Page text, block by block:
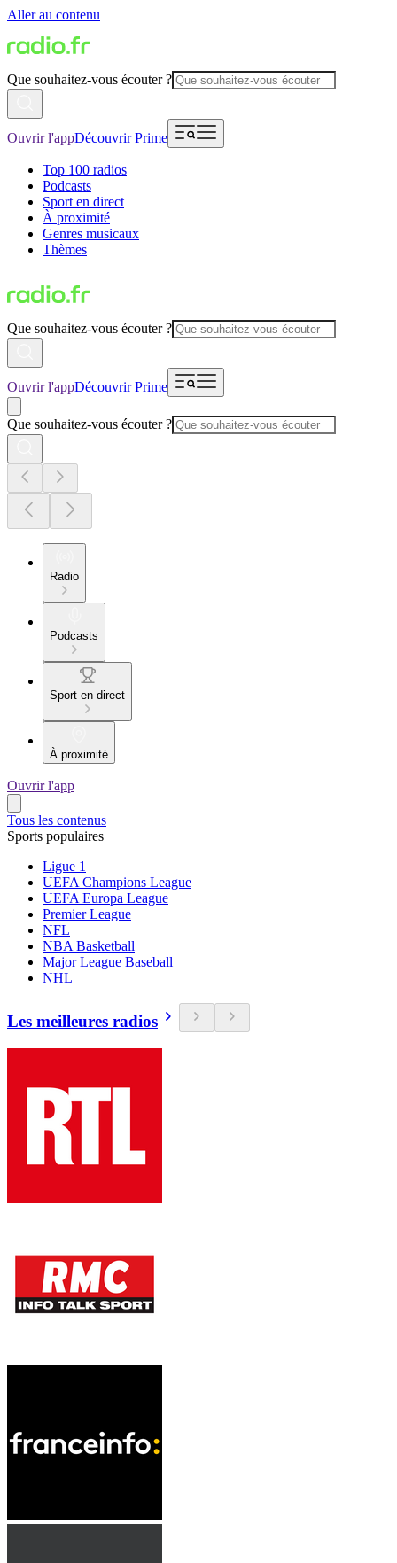
Aller au contenu
Que souhaitez-vous écouter ?
Ouvrir l'appDécouvrir Prime
Top 100 radios
Podcasts
Sport en direct
À proximité
Genres musicaux
Thèmes
Que souhaitez-vous écouter ?
Ouvrir l'appDécouvrir Prime
Que souhaitez-vous écouter ?
Radio
Podcasts
Sport en direct
À proximité
Ouvrir l'app
Tous les contenus
Sports populaires
Ligue 1
UEFA Champions League
UEFA Europa League
Premier League
NFL
NBA Basketball
Major League Baseball
NHL
Les meilleures radios